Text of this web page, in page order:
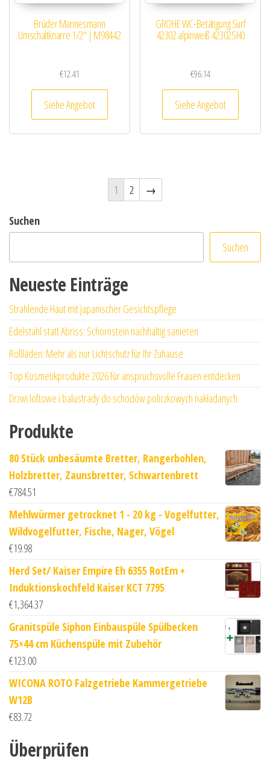
Brüder Mannesmann
Umschaltknarre 1/2″ | M98442
€12.41
Siehe Angebot
GROHE WC-Betätigung Surf
42302 alpinweiß 42302SH0
€96.14
Siehe Angebot
1 2 →
Suchen
Suchen
Neueste Einträge
Strahlende Haut mit japanischer Gesichtspflege
Edelstahl statt Abriss: Schornstein nachhaltig sanieren
Rollläden: Mehr als nur Lichtschutz für Ihr Zuhause
Top Kosmetikprodukte 2026 für anspruchsvolle Frauen entdecken
Drzwi loftowe i balustrady do schodów policzkowych nakładanych
Produkte
80 Stück unbesäumte Bretter, Rangerbohlen,
Holzbretter, Zaunsbretter, Schwartenbrett
€784.51
Mehlwürmer getrocknet 1 - 20 kg - Vogelfutter,
Wildvogelfutter, Fische, Nager, Vögel
€19.98
Herd Set/ Kaiser Empire Eh 6355 RotEm +
Induktionskochfeld Kaiser KCT 7795
€1,364.37
Granitspüle Siphon Einbauspüle Spülbecken
75×44 cm Küchenspüle mit Zubehör
€123.00
WICONA ROTO Falzgetriebe Kammergetriebe
W12B
€83.72
Überprüfen